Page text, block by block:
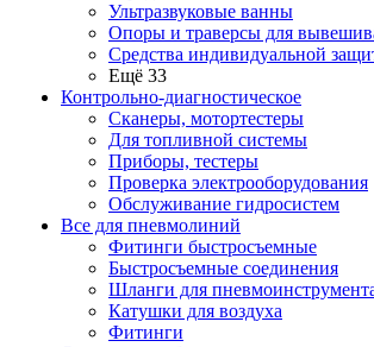
Ультразвуковые ванны
Опоры и траверсы для
Средства индивидуальной
Ещё 33
Контрольно-диагностическое
Сканеры, мотортестеры
Для топливной системы
Приборы, тестеры
Проверка электрооборудования
Обслуживание гидросистем
Все для пневмолиний
Фитинги быстросъемные
Быстросъемные соединения
Шланги для
Катушки для воздуха
Фитинги